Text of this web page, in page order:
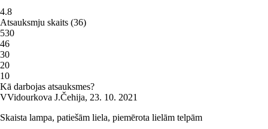
4.8
Atsauksmju skaits (36)
530
46
30
20
10
Kā darbojas atsauksmes?
VVidourkova J.Čehija, 23. 10. 2021
Skaista lampa, patiešām liela, piemērota lielām telpām